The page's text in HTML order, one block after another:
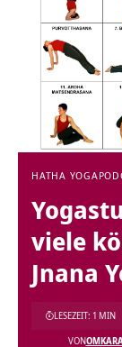
HATHA YOGA
viele
Jnana
VON
LESEZEIT: 1 MIN